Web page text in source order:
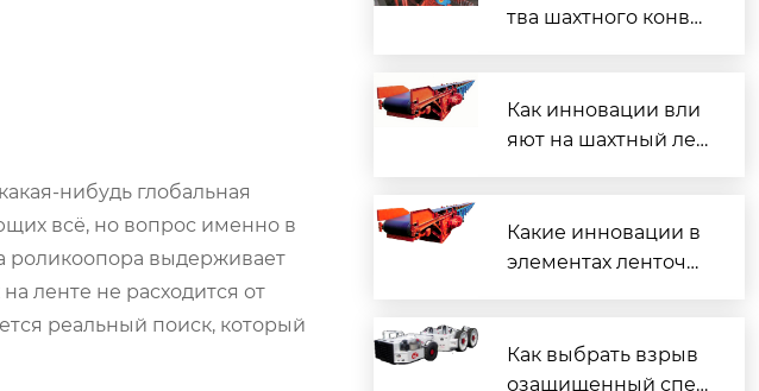
нибудь глобальная
всё, но вопрос именно в
роликоопора выдерживает
ленте не расходится от
реальный поиск, который
тва шахтного конве
Как инновации вли
яют на шахтный лен
Какие инновации в
элементах ленточн
Как выбрать взрыв
озащищенный спец